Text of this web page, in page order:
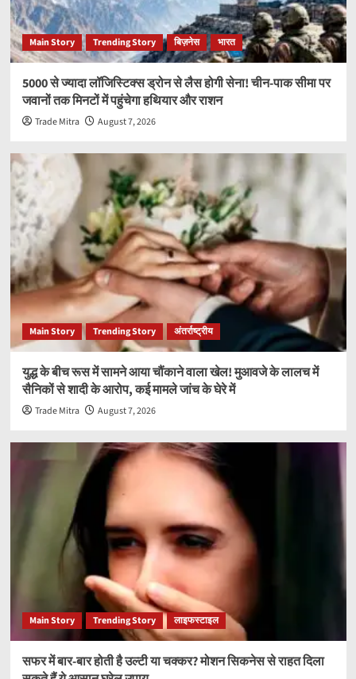
Main Story Trending Story बिज़नेस भारत
5000 से ज्यादा लॉजिस्टिक्स ड्रोन से लैस होगी सेना! चीन-पाक सीमा पर
जवानों तक मिनटों में पहुंचेगा हथियार और राशन
Trade Mitra August 7, 2026
Main Story Trending Story अंतर्राष्ट्रीय
युद्ध के बीच रूस में सामने आया चौंकाने वाला खेल! मुआवजे के लालच में
सैनिकों से शादी के आरोप, कई मामले जांच के घेरे में
Trade Mitra August 7, 2026
Main Story Trending Story लाइफस्टाइल
सफर में बार-बार होती है उल्टी या चक्कर? मोशन सिकनेस से राहत दिला